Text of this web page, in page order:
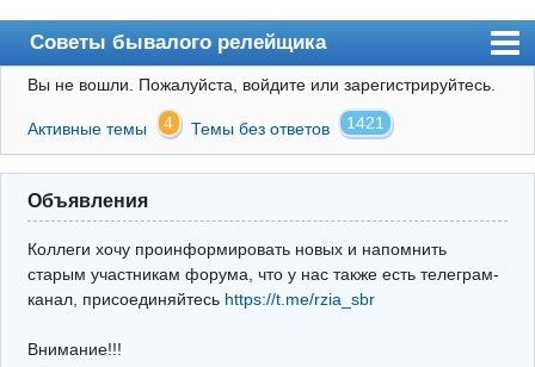
Советы бывалого релейщика
Форум
Правила
Поиск
Регистрация
Архив
Почта
Вы не вошли. Пожалуйста, войдите или зарегистрируйтесь.
Активные темы 4 Темы без ответов 1421
Объявления
Коллеги хочу проинформировать новых и напомнить
старым участникам форума, что у нас также есть телеграм-
канал, присоединяйтесь https://t.me/rzia_sbr
Внимание!!!